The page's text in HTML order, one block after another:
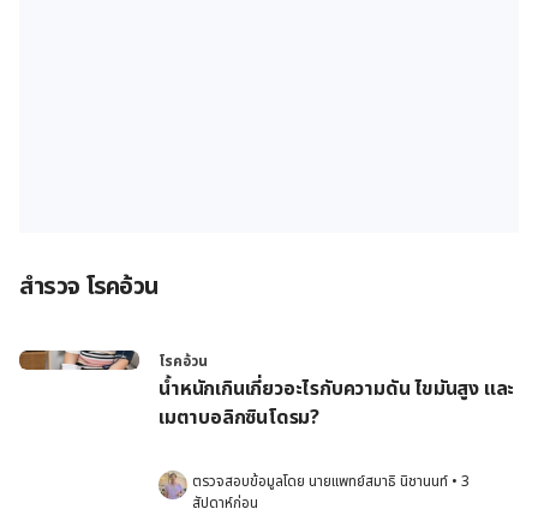
สำรวจ โรคอ้วน
โรคอ้วน
น้ำหนักเกินเกี่ยวอะไรกับความดัน ไขมันสูง และ
เมตาบอลิกซินโดรม?
ตรวจสอบข้อมูลโดย นายแพทย์สมาธิ นิชานนท์ • 3
สัปดาห์ก่อน